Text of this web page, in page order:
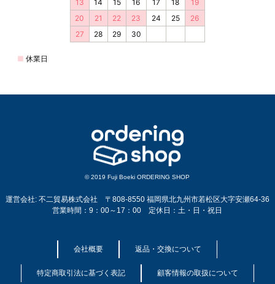
© 2019 Fuji Boeki ORDERING SHOP
運営会社: 不二貿易株式会社 〒808-8550 福岡県北九州市若松区大字安瀬64-36
営業時間：9：00～17：00 定休日：土・日・祝日
会社概要 返品・交換について
特定商取引法に基づく表記 顧客情報の取扱について